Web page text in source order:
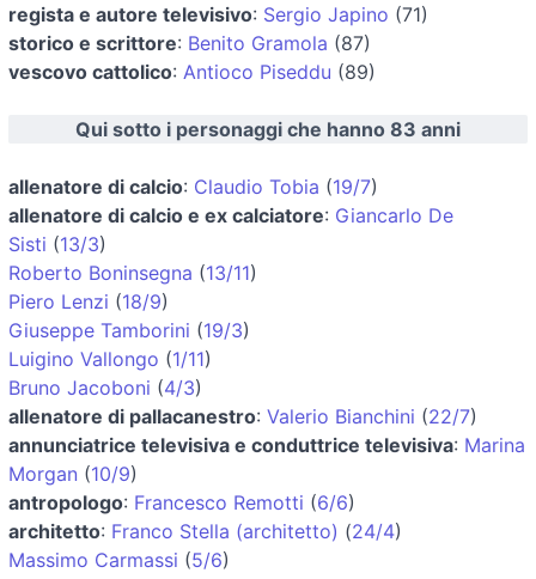
regista e autore televisivo: Sergio Japino (71)
storico e scrittore: Benito Gramola (87)
vescovo cattolico: Antioco Piseddu (89)
Qui sotto i personaggi che hanno 83 anni
allenatore di calcio: Claudio Tobia (19/7)
allenatore di calcio e ex calciatore: Giancarlo De
Sisti (13/3)
Roberto Boninsegna (13/11)
Piero Lenzi (18/9)
Giuseppe Tamborini (19/3)
Luigino Vallongo (1/11)
Bruno Jacoboni (4/3)
allenatore di pallacanestro: Valerio Bianchini (22/7)
annunciatrice televisiva e conduttrice televisiva: Marina
Morgan (10/9)
antropologo: Francesco Remotti (6/6)
architetto: Franco Stella (architetto) (24/4)
Massimo Carmassi (5/6)